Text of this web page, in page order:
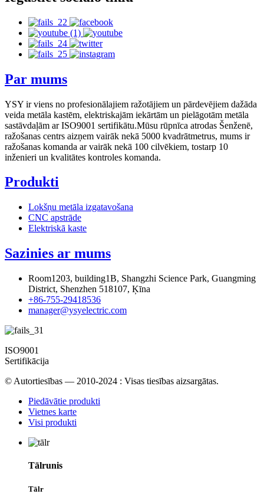
Par mums
YSY ir viens no profesionālajiem ražotājiem un pārdevējiem dažāda
veida metāla kastēm, elektriskajām iekārtām un pielāgotām metāla
sastāvdaļām ar ISO9001 sertifikātu.Mūsu rūpnīca atrodas Šenženē,
ražošanas centrs aizņem vairāk nekā 5000 kvadrātmetrus, mums ir
ražošanas komanda ar vairāk nekā 100 cilvēkiem, tostarp 10
inženieri un kvalitātes kontroles komanda.
Produkti
Lokšņu metāla izgatavošana
CNC apstrāde
Elektriskā kaste
Sazinies ar mums
Room1203, building1B, Shangzhi Science Park, Guangming
District, Shenzhen 518107, Ķīna
+86-755-29418536
manager@ysyelectric.com
ISO9001
Sertifikācija
© Autortiesības — 2010-2024 : Visas tiesības aizsargātas.
Piedāvātie produkti
Vietnes karte
Visi produkti
Tālrunis
Tālr